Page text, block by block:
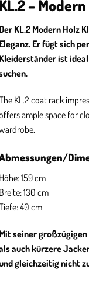
–
KL.2 Modern Holz
Er fügt sich
ist
KL.2 coat rack
ample space for
159 cm
130 cm
40 cm
seiner
auch kürzere
gleichzeitig nicht